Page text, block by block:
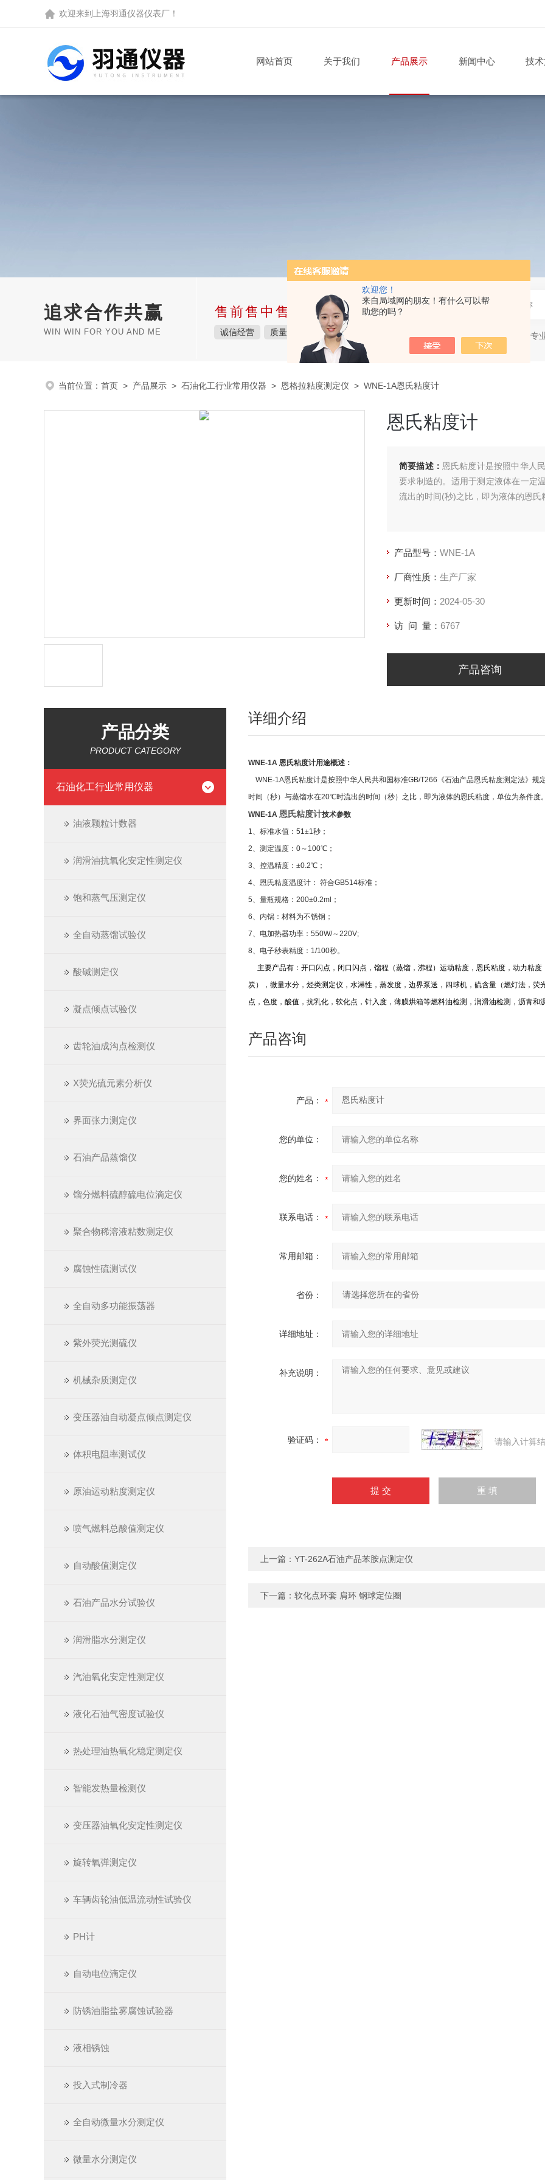
欢迎您！
来自局域网的朋友！有什么可以帮
助您的吗？
欢迎来到 上海羽通仪器仪表厂 ！
网站首页 关于我们 产品展示 新闻中心 技
追求合作共赢
WIN WIN FOR YOU AND ME
售前售中售后完整的服务体系
诚信经营 质量保障 价格实惠 热门关键词：石油产品专
当前位置： 首页 > 产品展示 > 石油化工行业常用仪器 > 恩格拉粘度测定仪 > WNE-1A恩氏粘度计
恩氏粘度计
简要描述： 恩氏粘度计是按照中华人
要求制造的。适用于测定液体在一定
流出的时间(秒)之比，即为液体的恩氏
产品型号： WNE-1A
厂商性质： 生产厂家
更新时间： 2024-05-30
访 问 量： 6767
产品咨询
产品分类
PRODUCT CATEGORY
石油化工行业常用仪器
油液颗粒计数器
润滑油抗氧化安定性测定仪
饱和蒸气压测定仪
全自动蒸馏试验仪
酸碱测定仪
凝点倾点试验仪
齿轮油成沟点检测仪
X荧光硫元素分析仪
界面张力测定仪
石油产品蒸馏仪
馏分燃料硫醇硫电位滴定仪
聚合物稀溶液粘数测定仪
腐蚀性硫测试仪
全自动多功能振荡器
紫外荧光测硫仪
机械杂质测定仪
变压器油自动凝点倾点测定仪
体积电阻率测试仪
原油运动粘度测定仪
喷气燃料总酸值测定仪
自动酸值测定仪
石油产品水分试验仪
润滑脂水分测定仪
汽油氧化安定性测定仪
液化石油气密度试验仪
热处理油热氧化稳定测定仪
智能发热量检测仪
变压器油氧化安定性测定仪
旋转氧弹测定仪
车辆齿轮油低温流动性试验仪
PH计
自动电位滴定仪
防锈油脂盐雾腐蚀试验器
液相锈蚀
投入式制冷器
全自动微量水分测定仪
微量水分测定仪
详细介绍
WNE-1A 恩氏粘度计用途概述：
WNE-1A恩氏粘度计是按照中华人民共和国标准GB/T266《石油产品恩氏粘度测定法》
时间（秒）与蒸馏水在20℃时流出的时间（秒）之比，即为液体的恩氏粘度，单位为条件度
WNE-1A 恩氏粘度计技术参数
1、标准水值：51±1秒；
2、测定温度：0～100℃；
3、控温精度：±0.2℃；
4、恩氏粘度温度计： 符合GB514标准；
5、量瓶规格：200±0.2ml；
6、内锅：材料为不锈钢；
7、电加热器功率：550W/～220V;
8、电子秒表精度：1/100秒。
主要产品有：开口闪点，闭口闪点，馏程（蒸馏，沸程）运动粘度，恩氏粘度，动力粘
炭），微量水分，烃类测定仪，水淋性，蒸发度，边界泵送，四球机，硫含量（燃灯法，
点，色度，酸值，抗乳化，软化点，针入度，薄膜烘箱等燃料油检测，润滑油检测，沥青
产品咨询
产品：
您的单位：
您的姓名：
联系电话：
常用邮箱：
省份：
详细地址：
补充说明：
验证码： 请输入计算
上一篇： YT-262A石油产品苯胺点测定仪
下一篇： 软化点环套 肩环 钢球定位圈